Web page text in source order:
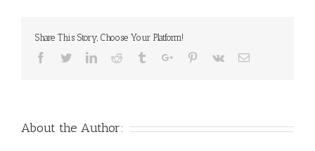
Share This Story, Choose Your Platform!
Facebook
TwitterLinkedinReddit TumblrGoogle+Pinterest
Vk Email
About the Author: